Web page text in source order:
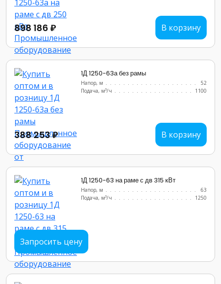
898 186 ₽ В корзину
1Д 1250-63а без рамы
Напор, м
52
Подача, м³/ч
1100
388 253 ₽ В корзину
1Д 1250-63 на раме с дв 315 кВт
Напор, м
63
Подача, м³/ч
1250
Запросить цену